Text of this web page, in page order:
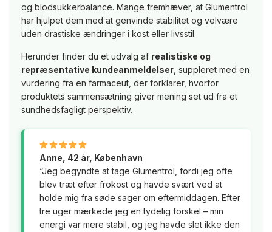
og blodsukkerbalance. Mange fremhæver, at Glumentrol
har hjulpet dem med at genvinde stabilitet og velvære
uden drastiske ændringer i kost eller livsstil.
Herunder finder du et udvalg af realistiske og
repræsentative kundeanmeldelser , suppleret med en
vurdering fra en farmaceut, der forklarer, hvorfor
produktets sammensætning giver mening set ud fra et
sundhedsfagligt perspektiv.
Anne, 42 år, København
“Jeg begyndte at tage Glumentrol, fordi jeg ofte
blev træt efter frokost og havde svært ved at
holde mig fra søde sager om eftermiddagen. Efter
tre uger mærkede jeg en tydelig forskel – min
energi var mere stabil, og jeg havde slet ikke den